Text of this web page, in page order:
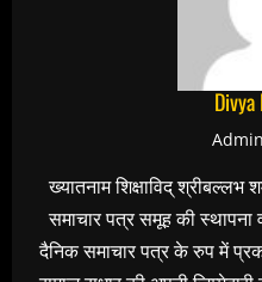
ख्यातनाम शिक्षाविद् श्रीबल्लभ
समाचार पत्र समूह की
दैनिक समाचार पत्र के रुप में